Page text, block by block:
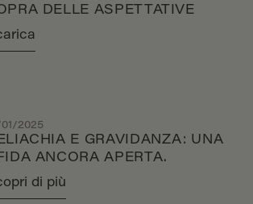
DELLE ASPETTATIVE
01/2025
E GRAVIDANZA: UNA
ANCORA APERTA.
di più